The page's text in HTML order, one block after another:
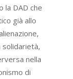
la DAD che
già allo
solidarietà,
nella
di